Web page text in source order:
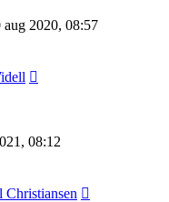
aug 2020, 08:57
08:12
Christiansen